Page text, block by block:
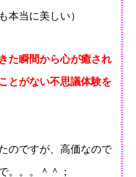
本当に美しい）
た瞬間から心が癒され
とがない不思議体験を
のですが、高価なので
。。。＾＾；